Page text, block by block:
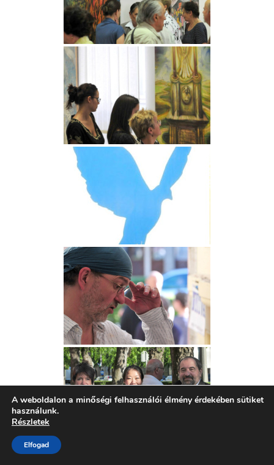
A weboldalon a minőségi felhasználói élmény érdekében sütiket
használunk.
Részletek
Elfogad